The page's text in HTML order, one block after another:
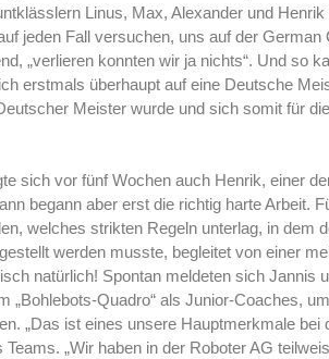
Linus, Max, Alexander und
jeden Fall versuchen, uns auf der German
„verlieren konnten wir ja nichts“. Und so
erstmals überhaupt auf eine Deutsche
Meister wurde und sich somit für
sich vor fünf Wochen auch Henrik, einer
begann aber erst die richtig harte Arbeit.
welches strikten Regeln unterlag, in dem
werden musste, begleitet von einer
natürlich! Spontan meldeten sich Jannis
„Bohlebots-Quadro“ als Junior-Coaches,
„Das ist eines unsere Hauptmerkmale bei
„Wir haben in der Roboter AG